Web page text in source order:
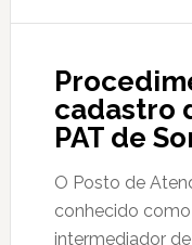
cadastro
PAT de
O Posto de
conhecido
intermediador